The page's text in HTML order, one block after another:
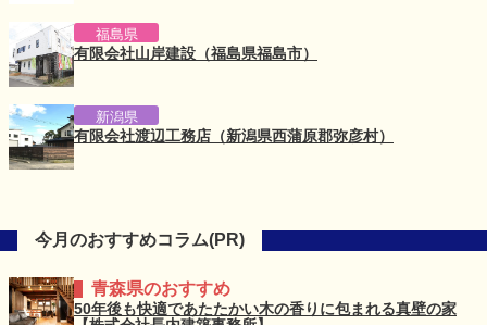
福島県
有限会社山岸建設（福島県福島市）
新潟県
有限会社渡辺工務店（新潟県西蒲原郡弥彦村）
今月のおすすめコラム(PR)
青森県のおすすめ
50年後も快適であたたかい木の香りに包まれる真壁の家